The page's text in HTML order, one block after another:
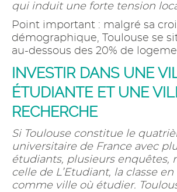
qui induit une forte tension
Point important : malgré sa
démographique, Toulouse se
au-dessous des 20% de
INVESTIR DANS UNE
ÉTUDIANTE ET UNE
RECHERCHE
Si Toulouse constitue le
universitaire de France avec
étudiants, plusieurs enquêtes,
celle de L’Etudiant, la classe
comme ville où étudier.